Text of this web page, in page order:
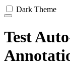
Dark Theme
Test